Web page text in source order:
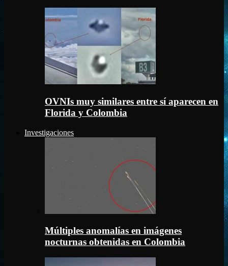
OVNIs muy similares entre sí aparecen en
Florida y Colombia
Investigaciones
Múltiples anomalías en imágenes
nocturnas obtenidas en Colombia